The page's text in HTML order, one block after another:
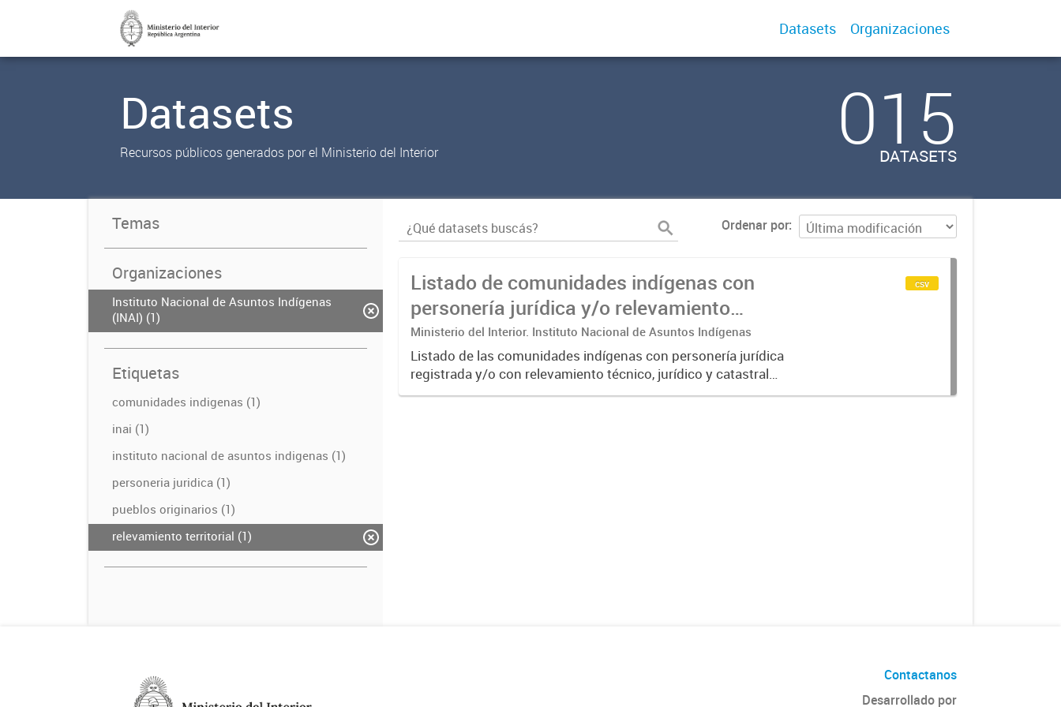
Datasets Organizaciones
Datasets
Recursos públicos generados por el Ministerio del Interior 015
DATASETS
Temas
Organizaciones
Instituto Nacional de Asuntos Indígenas
(INAI) (1)
Etiquetas
comunidades indigenas (1)
inai (1)
instituto nacional de asuntos indigenas (1)
personeria juridica (1)
pueblos originarios (1)
relevamiento territorial (1)
Ordenar por
Listado de comunidades indígenas con
personería jurídica y/o relevamiento
territorial
Ministerio del Interior. Instituto Nacional de Asuntos Indígenas
Listado de las comunidades indígenas con personería jurídica
registrada y/o con relevamiento técnico, jurídico y catastral
culminado, incluyendo identificadores y localización (provincia,
csv
Contactanos
Desarrollado por